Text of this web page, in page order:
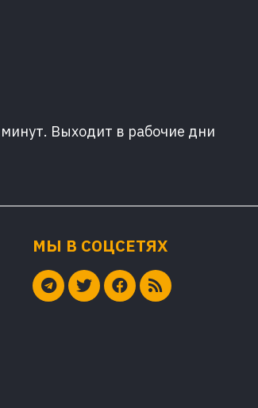
Выходит в рабочие дни
МЫ В СОЦСЕТЯХ